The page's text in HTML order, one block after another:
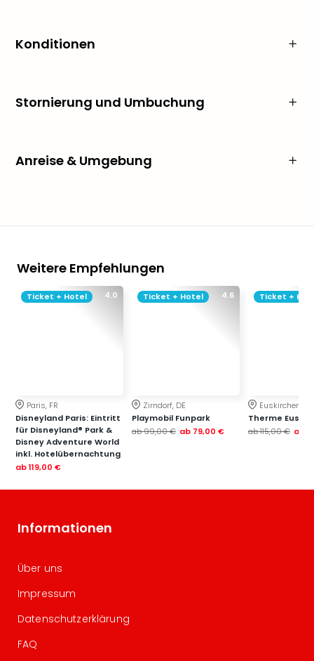
Konditionen
Stornierung und Umbuchung
Anreise & Umgebung
Weitere Empfehlungen
4.0
Ticket + Hotel
Paris, FR
Disneyland Paris: Eintritt
für Disneyland® Park &
Disney Adventure World
inkl. Hotelübernachtung
ab119,00 €
4.6
Ticket + Hotel
Zirndorf, DE
Playmobil Funpark
ab99,00 € ab 79,00 €
Ticket +
Euskirchen, DE
Therme
ab115,00 € ab
Informationen
Über uns
Impressum
Datenschutzerklärung
FAQ